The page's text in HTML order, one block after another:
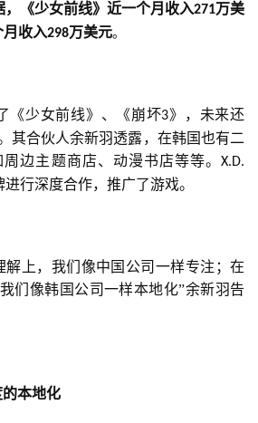
，《少女前线》近一个月收入271万美
月收入298万美元。
《少女前线》、《崩坏3》，未来还
其合伙人余新羽透露，在韩国也有二
边主题商店、动漫书店等等。 X.D.
行深度合作，推广了游戏。
解上，我们像中国公司一样专注；在
们像韩国公司一样本地化”余新羽告
本地化